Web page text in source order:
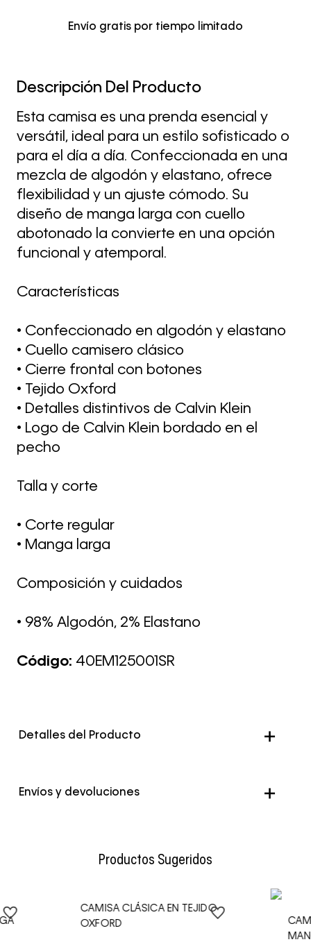
Envío gratis por tiempo limitado
Descripción Del Producto
Esta camisa es una prenda esencial y
versátil, ideal para un estilo sofisticado o
para el día a día. Confeccionada en una
mezcla de algodón y elastano, ofrece
flexibilidad y un ajuste cómodo. Su
diseño de manga larga con cuello
abotonado la convierte en una opción
funcional y atemporal.
Características
• Confeccionado en algodón y elastano
• Cuello camisero clásico
• Cierre frontal con botones
• Tejido Oxford
• Detalles distintivos de Calvin Klein
• Logo de Calvin Klein bordado en el
pecho
Talla y corte
• Corte regular
• Manga larga
Composición y cuidados
• 98% Algodón, 2% Elastano
Código: 40EM125001SR
Detalles del Producto
Color Rosado
Envíos y devoluciones
Productos Sugeridos
CAMISA CLÁSICA EN TEJIDO
OXFORD